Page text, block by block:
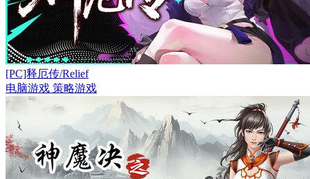
[PC]释厄传/Relief
电脑游戏 策略游戏